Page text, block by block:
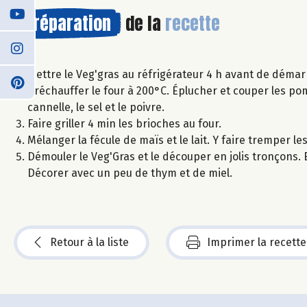
Préparation de la recette
Mettre le Veg'gras au réfrigérateur 4 h avant de
Préchauffer le four à 200°C. Éplucher et couper les
cannelle, le sel et le poivre.
Faire griller 4 min les brioches au four.
Mélanger la fécule de maïs et le lait. Y faire tremper
Démouler le Veg'Gras et le découper en jolis
Décorer avec un peu de thym et de miel.
Retour à la liste Imprimer la recette